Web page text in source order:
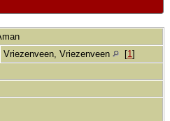
Vriezenveen, Vriezenveen [1 ]